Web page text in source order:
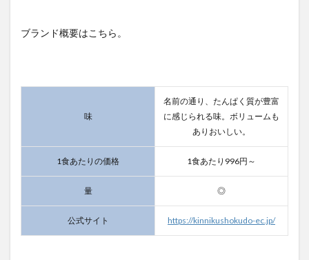
ブランド概要はこちら。
味
名前の通り、たんぱく質が豊富
に感じられる味。ボリュームも
ありおいしい。
1食あたりの価格 1食あたり996円～
量 ◎
公式サイト https://kinnikushokudo-ec.jp/